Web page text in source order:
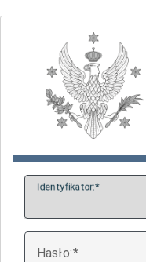
Identyfikator:
Hasło: